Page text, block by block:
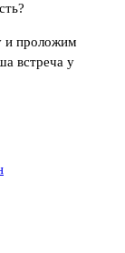
и проложим
встреча у